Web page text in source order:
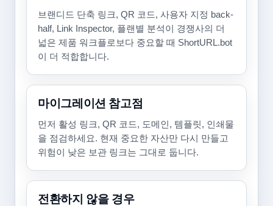
브랜디드 단축 링크, QR 코드, 사용자 지정 back-
half, Link Inspector, 플랜별 분석이 경쟁사의 더
넓은 제품 워크플로보다 중요할 때 ShortURL.bot
이 더 적합합니다.
마이그레이션 참고점
먼저 활성 링크, QR 코드, 도메인, 템플릿, 인쇄물
을 점검하세요. 현재 중요한 자산만 다시 만들고
위험이 낮은 보관 링크는 그대로 둡니다.
전환하지 않을 경우